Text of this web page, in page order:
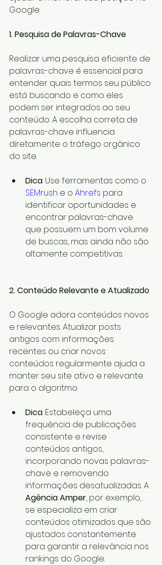
Google:
1. Pesquisa de Palavras-Chave
Realizar uma pesquisa eficiente de
palavras-chave é essencial para
entender quais termos seu público
está buscando e como eles
podem ser integrados ao seu
conteúdo. A escolha correta de
palavras-chave influencia
diretamente o tráfego orgânico
do site.
Dica: Use ferramentas como o
SEMrush e o Ahrefs para
identificar oportunidades e
encontrar palavras-chave
que possuem um bom volume
de buscas, mas ainda não são
altamente competitivas.
2. Conteúdo Relevante e Atualizado
O Google adora conteúdos novos
e relevantes. Atualizar posts
antigos com informações
recentes ou criar novos
conteúdos regularmente ajuda a
manter seu site ativo e relevante
para o algoritmo.
Dica: Estabeleça uma
frequência de publicações
consistente e revise
conteúdos antigos,
incorporando novas palavras-
chave e removendo
informações desatualizadas. A
Agência Amper, por exemplo,
se especializa em criar
conteúdos otimizados que são
ajustados constantemente
para garantir a relevância nos
rankings do Google.